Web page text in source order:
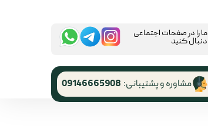
مشاوره و پشتیبانی: 09146665908
​ما را در صفحات اجتماعی
دنبال کنید